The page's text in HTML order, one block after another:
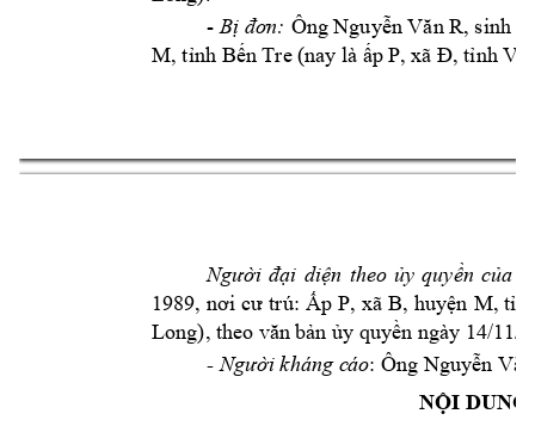
- Bị đơn: Ông Nguyễn Văn R, sinh
M, tỉnh Bến Tre (nay là ấp P, xã Đ, tỉnh V
Người đại diện theo ủy quyền của
1989, nơi cư trú: Ấp P, xã B, huyện M,
Long), theo văn bản ủy quyền ngày 14/11/
- Người kháng cáo: Ông Nguyễn
NỘI DUNG